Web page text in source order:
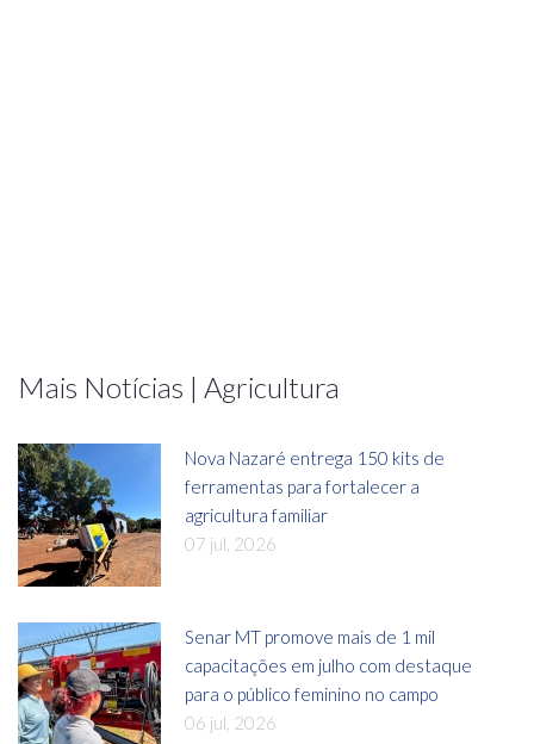
Mais Notícias | Agricultura
Nova Nazaré entrega 150 kits de
ferramentas para fortalecer a
agricultura familiar
07 jul, 2026
Senar MT promove mais de 1 mil
capacitações em julho com destaque
para o público feminino no campo
06 jul, 2026